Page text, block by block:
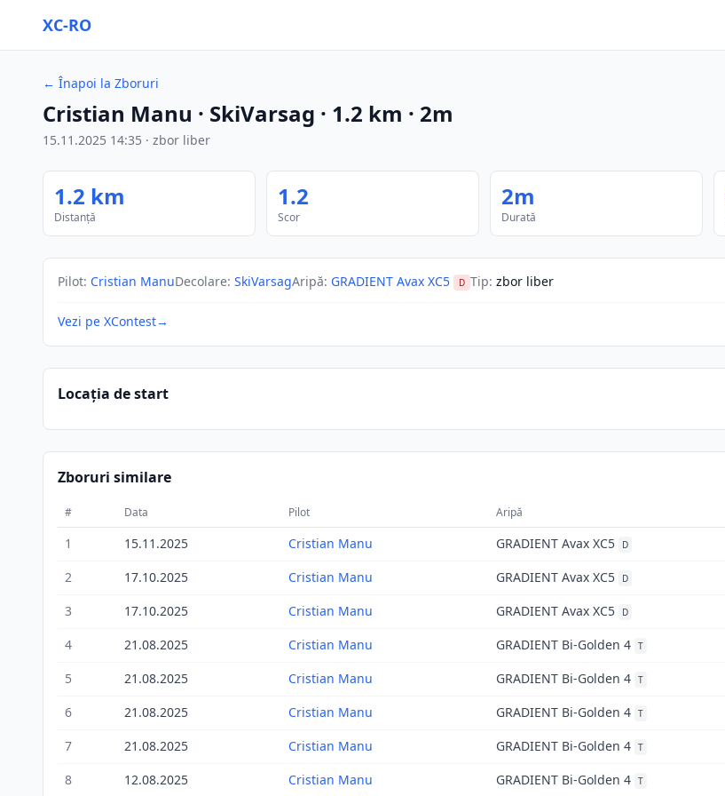
XC-RO
← Înapoi la Zboruri
Cristian Manu · SkiVarsag · 1.2 km · 2m
15.11.2025 14:35 · zbor liber
1.2 km
Distanță
1.2
Scor
2m
Durată
Pilot: Cristian ManuDecolare: SkiVarsagAripă: GRADIENT Avax XC5 D Tip: zbor liber
Vezi pe XContest→
Locația de start
Zboruri similare
# Data Pilot Aripă
1 15.11.2025 Cristian Manu GRADIENT Avax XC5 D
2
17.10.2025 Cristian Manu GRADIENT Avax XC5 D
3
17.10.2025 Cristian Manu GRADIENT Avax XC5 D
4
21.08.2025 Cristian Manu GRADIENT Bi-Golden 4 T
5
21.08.2025 Cristian Manu GRADIENT Bi-Golden 4 T
6
21.08.2025 Cristian Manu GRADIENT Bi-Golden 4 T
7
21.08.2025 Cristian Manu GRADIENT Bi-Golden 4 T
8
12.08.2025 Cristian Manu GRADIENT Bi-Golden 4 T